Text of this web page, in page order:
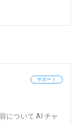
サポート
について AI チャ